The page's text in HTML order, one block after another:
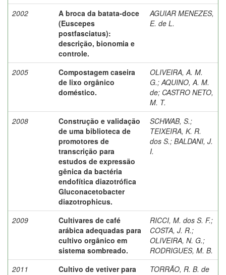
2002
A broca da batata-doce
(Euscepes
postfasciatus):
descrição, bionomia e
controle.
AGUIAR MENEZES,
E. de L.
2005
Compostagem caseira
de lixo orgânico
doméstico.
OLIVEIRA, A. M.
G.; AQUINO, A. M.
de; CASTRO NETO,
M. T.
2008
Construção e validação
de uma biblioteca de
promotores de
transcrição para
estudos de expressão
gênica da bactéria
endofítica diazotrófica
Gluconacetobacter
diazotrophicus.
SCHWAB, S.;
TEIXEIRA, K. R.
dos S.; BALDANI, J.
I.
2009
Cultivares de café
arábica adequadas para
cultivo orgânico em
sistema sombreado.
RICCI, M. dos S. F.;
COSTA, J. R.;
OLIVEIRA, N. G.;
RODRIGUES, M. B.
2011
Cultivo de vetiver para
TORRÃO, R. B. de